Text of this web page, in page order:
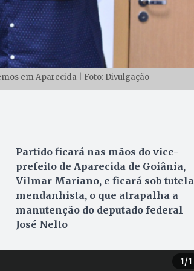
em Aparecida | Foto: Divulgação
Partido ficará nas mãos do vice-
prefeito de Aparecida de Goiânia,
Vilmar Mariano, e ficará sob tutela
mendanhista, o que atrapalha a
manutenção do deputado federal
José Nelto
1/1